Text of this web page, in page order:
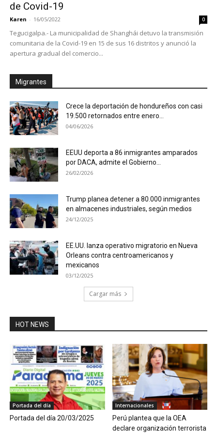
de Covid-19
Karen - 16/05/2022 0
Tegucigalpa.- La municipalidad de Shanghái detuvo la transmisión
comunitaria de la Covid-19 en 15 de sus 16 distritos y anunció la
apertura gradual del comercio...
Migrantes
Crece la deportación de hondureños con casi
19.500 retornados entre enero...
04/06/2026
EEUU deporta a 86 inmigrantes amparados
por DACA, admite el Gobierno...
26/02/2026
Trump planea detener a 80.000 inmigrantes
en almacenes industriales, según medios
24/12/2025
EE.UU. lanza operativo migratorio en Nueva
Orleans contra centroamericanos y
mexicanos
03/12/2025
Cargar más
HOT NEWS
Portada del día
Portada del día 20/03/2025
Internacionales
Perú plantea que la OEA
declare organización terrorista